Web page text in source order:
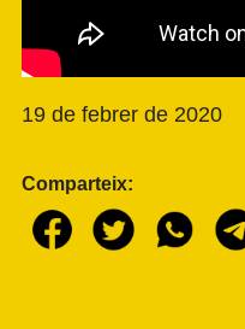
19 de febrer de 2020
Comparteix: